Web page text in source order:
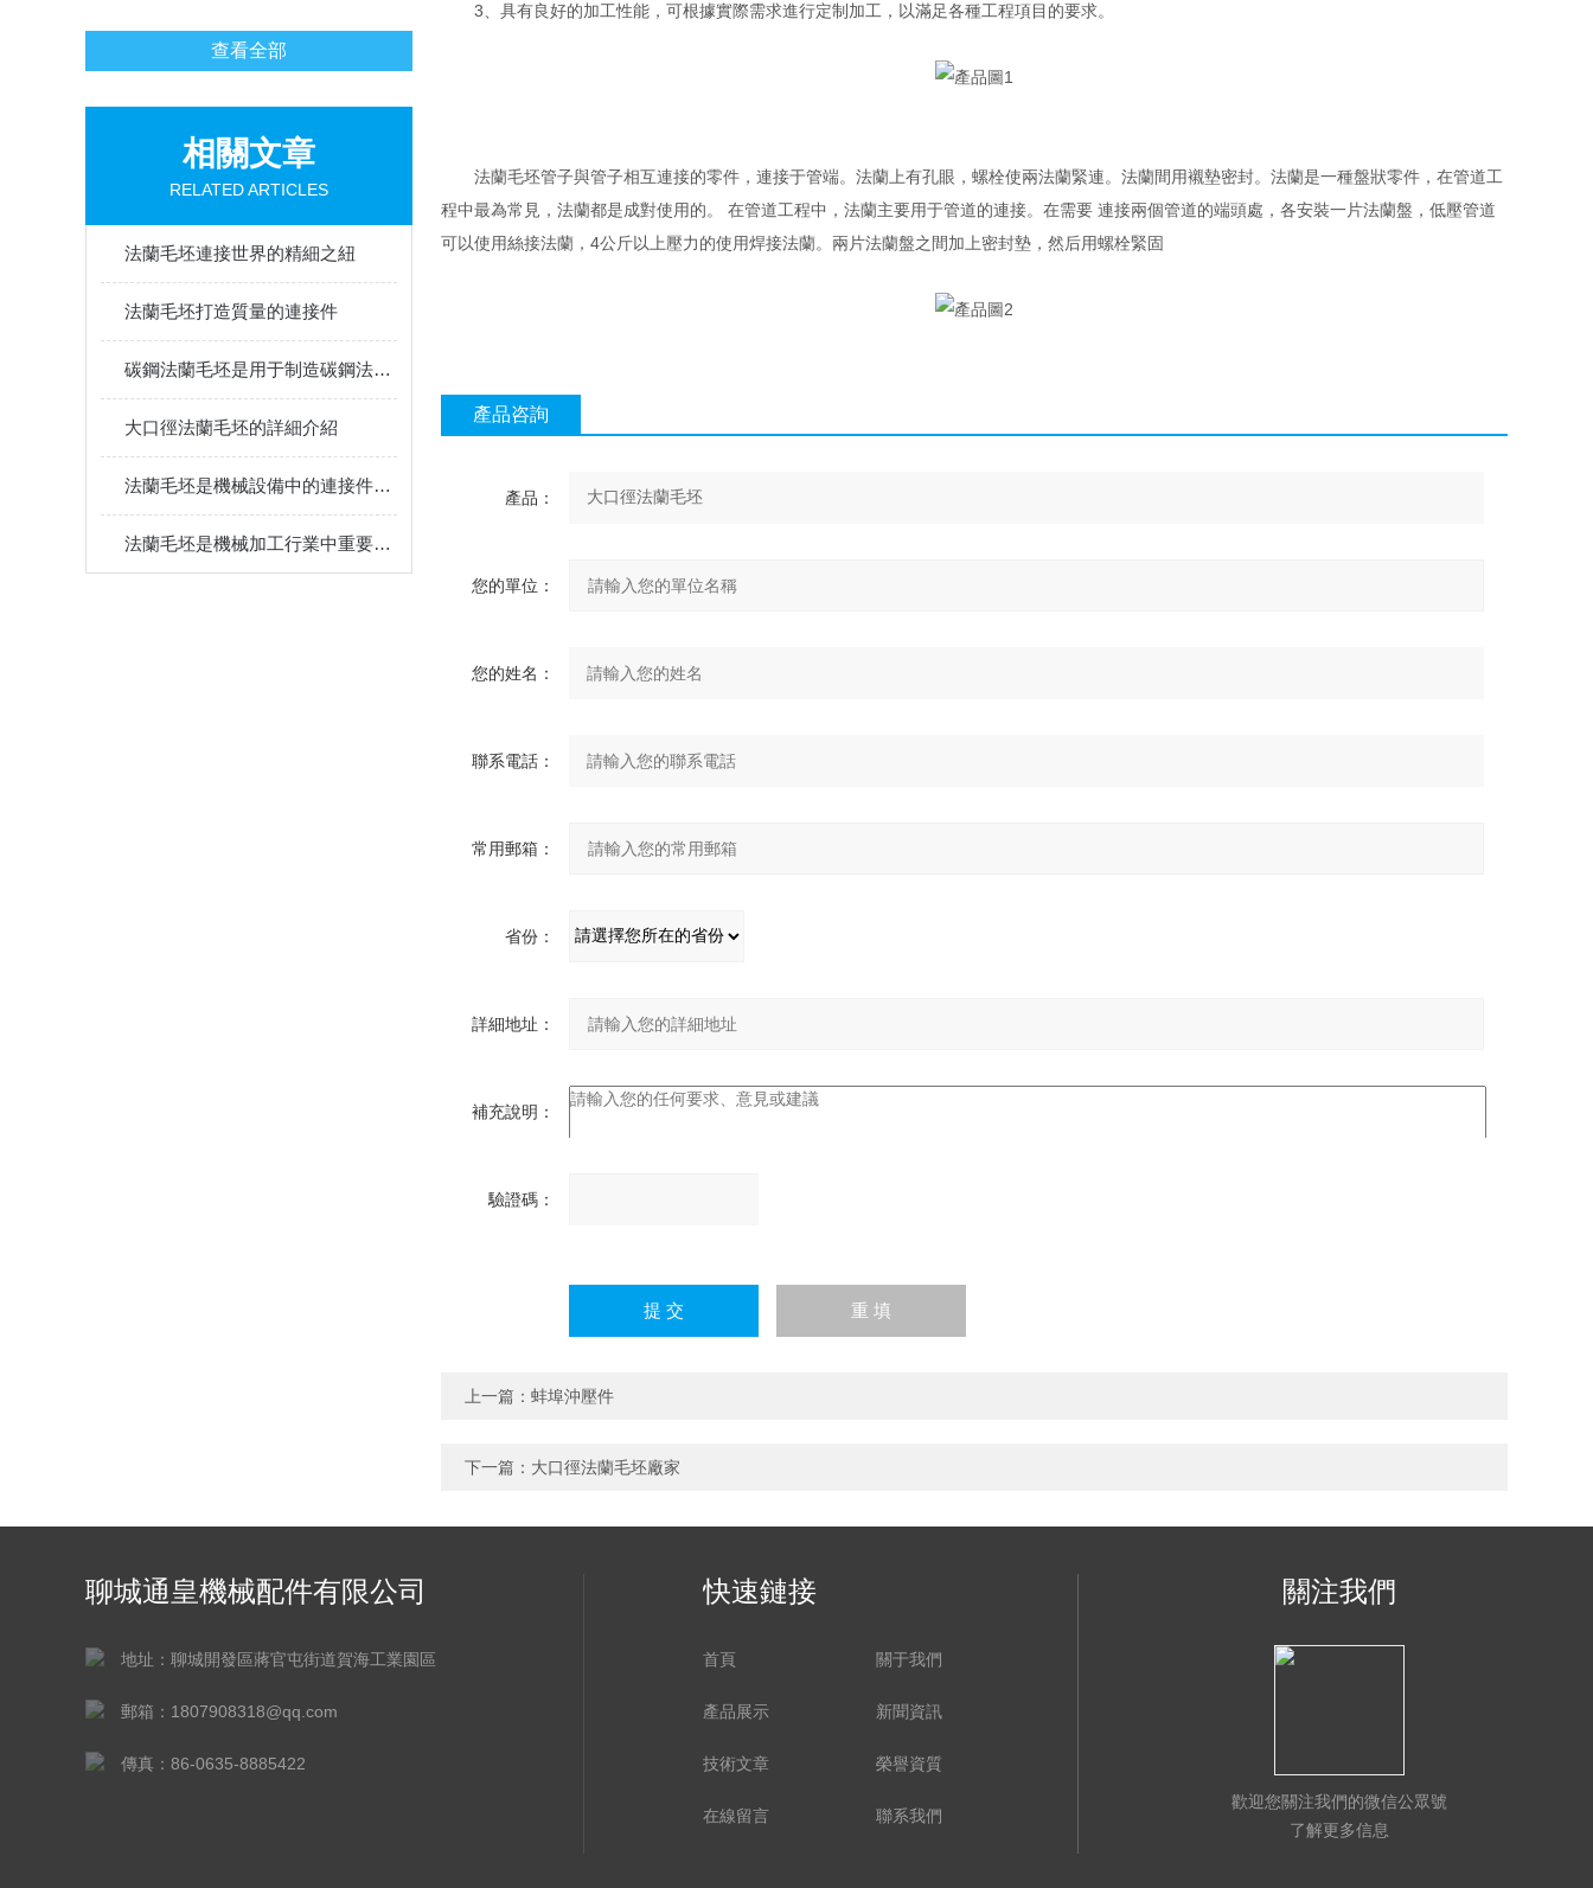
查看全部
相關文章
RELATED ARTICLES
法蘭毛坯連接世界的精細之紐
法蘭毛坯打造質量的連接件
碳鋼法蘭毛坯是用于制造碳鋼法蘭的原始材料
大口徑法蘭毛坯的詳細介紹
法蘭毛坯是機械設備中的連接件之一
法蘭毛坯是機械加工行業中重要的材料
3、具有良好的加工性能，可根據實際需求進行定制加工，以滿足各種工程項目的要求。
法蘭毛坯管子與管子相互連接的零件，連接于管端。法蘭上有孔眼，螺栓使兩法蘭緊連。法蘭間用襯墊密封。法蘭是一種盤狀零件，在管道工
程中最為常見，法蘭都是成對使用的。 在管道工程中，法蘭主要用于管道的連接。在需要 連接兩個管道的端頭處，各安裝一片法蘭盤，低壓管道
可以使用絲接法蘭，4公斤以上壓力的使用焊接法蘭。兩片法蘭盤之間加上密封墊，然后用螺栓緊固
產品咨詢
產品：
您的單位：
您的姓名：
聯系電話：
常用郵箱：
省份：
詳細地址：
補充說明：
驗證碼：
入
計算結果（填寫阿拉伯數
字），如：三加四=7
上一篇： 蚌埠沖壓件
下一篇： 大口徑法蘭毛坯廠家
聊城通皇機械配件有限公司
地址：聊城開發區蔣官屯街道賀海工業園區
郵箱：1807908318@qq.com
傳真：86-0635-8885422
快速鏈接
首頁 關于我們
產品展示 新聞資訊
技術文章 榮譽資質
在線留言 聯系我們
關注我們
歡迎您關注我們的微信公眾號
了解更多信息